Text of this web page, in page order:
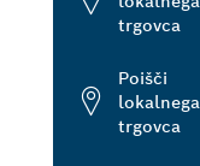
trgovca
Poišči
lokalnega
trgovca